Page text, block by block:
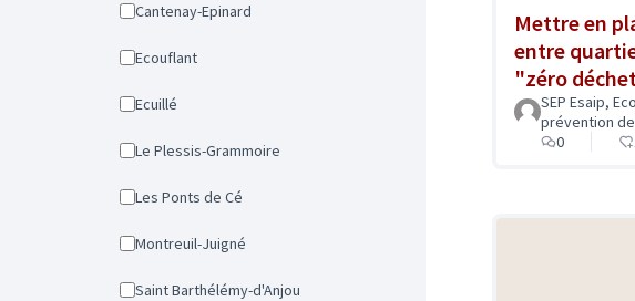
Cantenay-Epinard
Ecouflant
Ecuillé
Le Plessis-Grammoire
Les Ponts de Cé
Montreuil-Juigné
Saint Barthélémy-d'Anjou
Mettre en
entre
"zéro
SEP Esaip,
prévention
0